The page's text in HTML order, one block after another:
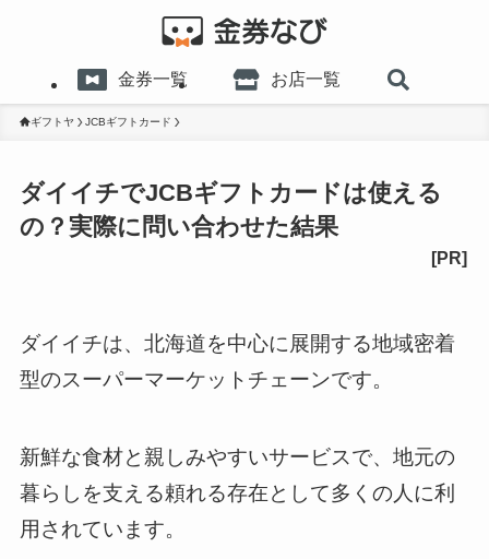
金券一覧 お店一覧
ギフトヤ JCBギフトカード
ダイイチでJCBギフトカードは使える
の？実際に問い合わせた結果
ダイイチは、北海道を中心に展開する地域密着
型のスーパーマーケットチェーンです。
新鮮な食材と親しみやすいサービスで、地元の
暮らしを支える頼れる存在として多くの人に利
用されています。